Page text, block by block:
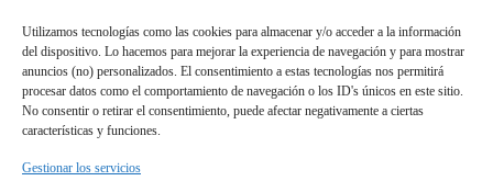
Utilizamos tecnologías como las cookies para almacenar y/o acceder a la información
del dispositivo. Lo hacemos para mejorar la experiencia de navegación y para mostrar
anuncios (no) personalizados. El consentimiento a estas tecnologías nos permitirá
procesar datos como el comportamiento de navegación o los ID's únicos en este sitio.
No consentir o retirar el consentimiento, puede afectar negativamente a ciertas
características y funciones.
Gestionar los servicios
Si te ha gustado este modelo recuerda que
tienes otra construcción del mismo